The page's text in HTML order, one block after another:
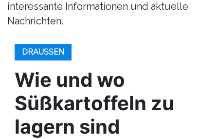
interessante Informationen und aktuelle
Nachrichten.
DRAUSSEN
Wie und wo
Süßkartoffeln zu
lagern sind